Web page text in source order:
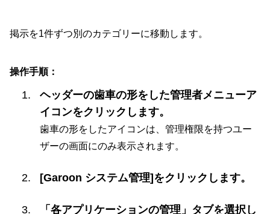
掲示を1件ずつ別のカテゴリーに移動します。
操作手順：
ヘッダーの歯車の形をした管理者メニューア
イコンをクリックします。
歯車の形をしたアイコンは、管理権限を持つユー
ザーの画面にのみ表示されます。
[Garoon システム管理]をクリックします。
「各アプリケーションの管理」タブを選択し